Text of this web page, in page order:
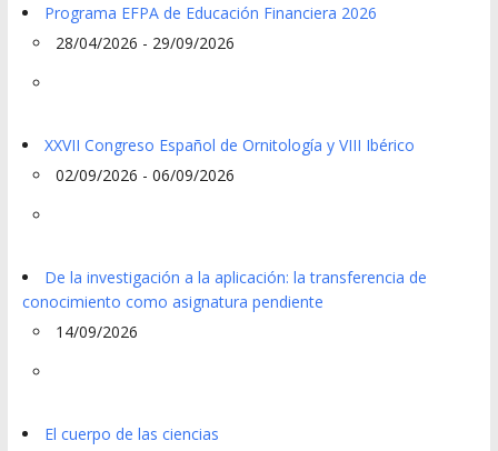
Programa EFPA de Educación Financiera 2026
28/04/2026 - 29/09/2026
XXVII Congreso Español de Ornitología y VIII Ibérico
02/09/2026 - 06/09/2026
De la investigación a la aplicación: la transferencia de
conocimiento como asignatura pendiente
14/09/2026
El cuerpo de las ciencias